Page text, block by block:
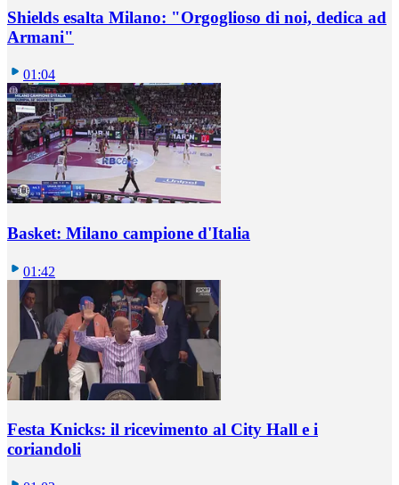
Shields esalta Milano: "Orgoglioso di noi, dedica ad
Armani"
01:04
Basket: Milano campione d'Italia
01:42
Festa Knicks: il ricevimento al City Hall e i
coriandoli